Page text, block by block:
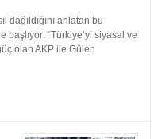
dağıldığını anlatan bu
başlıyor: “Türkiye’yi siyasal ve
olan AKP ile Gülen